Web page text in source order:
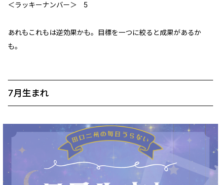
＜ラッキーナンバー＞ 5
あれもこれもは逆効果かも。目標を一つに絞ると成果があるか
も。
7月生まれ